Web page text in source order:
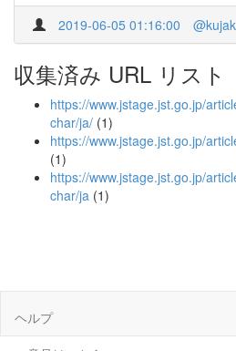
2019-06-05 01:16:00
収集済み URL リスト
https://www.jstage.jst.go.jp/
char/ja/ (1)
https://www.jstage.jst.go.jp/
(1)
https://www.jstage.jst.go.jp/
char/ja (1)
ヘルプ